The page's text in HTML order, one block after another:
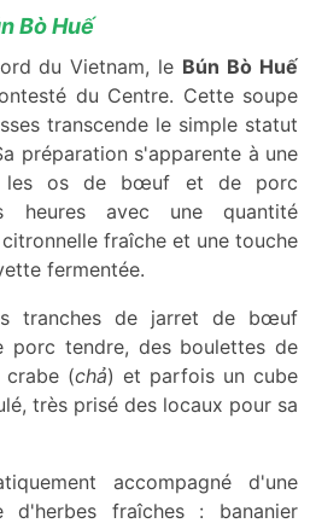
Bò Huế
du Vietnam, le Bún Bò Huế
du Centre. Cette soupe
transcende le simple statut
préparation s'apparente à une
les os de bœuf et de porc
heures avec une quantité
fraîche et une touche
fermentée.
tranches de jarret de bœuf
porc tendre, des boulettes de
(chả) et parfois un cube
très prisé des locaux pour sa
accompagné d'une
d'herbes fraîches : bananier